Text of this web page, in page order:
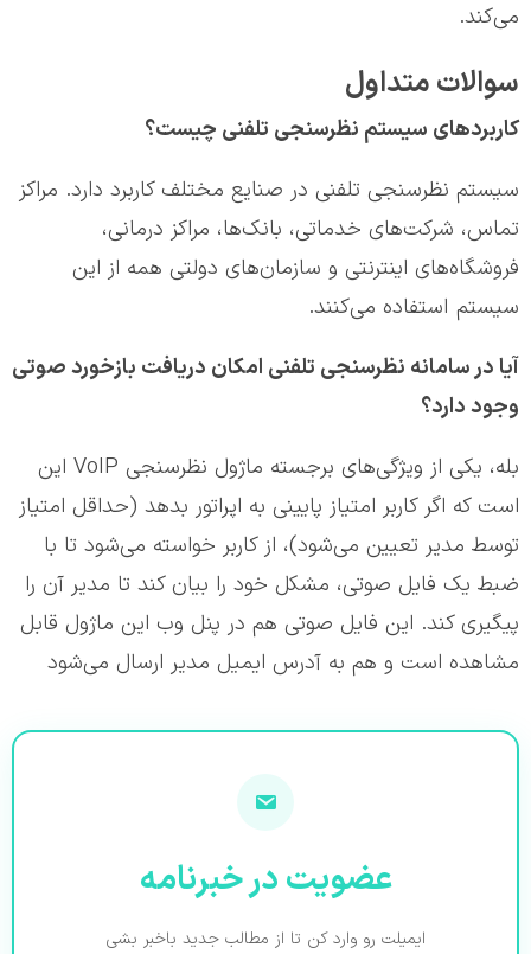
می‌کند.
سوالات متداول
کاربردهای سیستم نظرسنجی تلفنی چیست؟
سیستم نظرسنجی تلفنی در صنایع مختلف کاربرد دارد. مراکز
تماس، شرکت‌های خدماتی، بانک‌ها، مراکز درمانی،
فروشگاه‌های اینترنتی و سازمان‌های دولتی همه از این
سیستم استفاده می‌کنند.
آیا در سامانه نظرسنجی تلفنی امکان دریافت بازخورد صوتی
وجود دارد؟
بله، یکی از ویژگی‌های برجسته ماژول نظرسنجی VoIP این
است که اگر کاربر امتیاز پایینی به اپراتور بدهد (حداقل امتیاز
توسط مدیر تعیین می‌شود)، از کاربر خواسته می‌شود تا با
ضبط یک فایل صوتی، مشکل خود را بیان کند تا مدیر آن را
پیگیری کند. این فایل صوتی هم در پنل وب این ماژول قابل
مشاهده است و هم به آدرس ایمیل مدیر ارسال می‌شود
عضویت در خبرنامه
ایمیلت رو وارد کن تا از مطالب جدید باخبر بشی